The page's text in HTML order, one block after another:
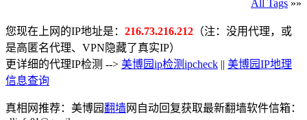
All Tags »»
您现在上网的IP地址是： 216.73.216.212 （注：没用代理，或
是高匿名代理、VPN隐藏了真实IP）
更详细的代理IP检测 --> 美博园ip检测ipcheck || 美博园IP地理
信息查询
真相网推荐：美博园翻墙网自动回复获取最新翻墙软件信箱：